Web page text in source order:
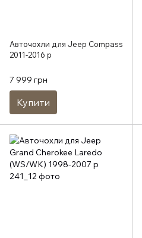
Авточохли для Jeep Compass
2011-2016 р
7 999 грн
Купити